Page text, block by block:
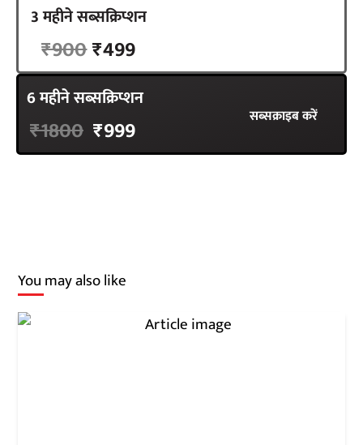
3 महीने सब्सक्रिप्शन
₹900₹499
6 महीने सब्सक्रिप्शन
₹1800 ₹999 सब्सक्राइब करें
You may also like